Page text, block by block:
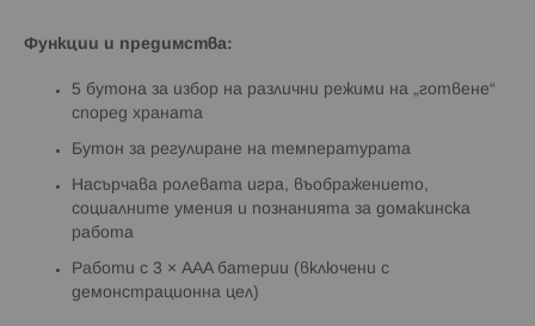
Функции и предимства:
5 бутона за избор на различни режими на „готвене“
според храната
Бутон за регулиране на температурата
Насърчава ролевата игра, въображението,
социалните умения и познанията за домакинска
работа
Работи с 3 × AAA батерии (включени с
демонстрационна цел)